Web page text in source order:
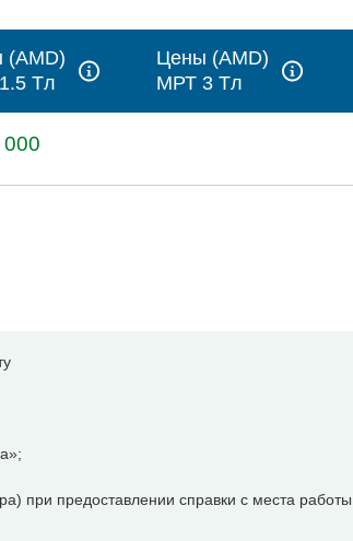
(AMD)
Tл
Цены (AMD)
МРТ 3 Tл
при предоставлении справки с места работы.